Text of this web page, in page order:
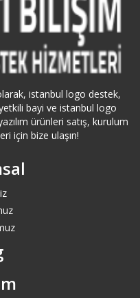
istanbul logo destek,
bayi ve istanbul logo
ürünleri satış, kurulum
için bize ulaşın!